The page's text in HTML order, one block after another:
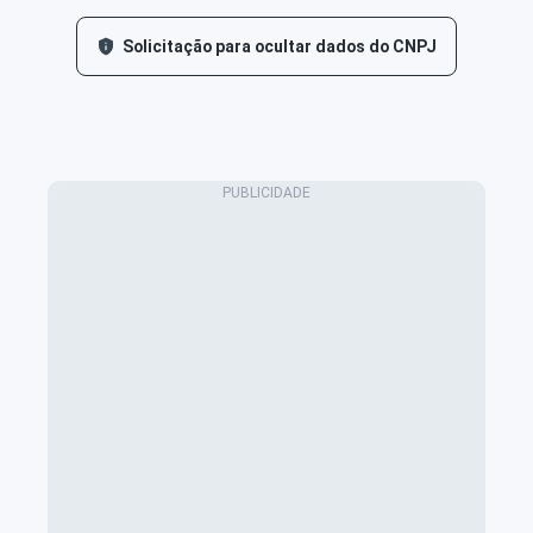
Solicitação para ocultar dados do CNPJ